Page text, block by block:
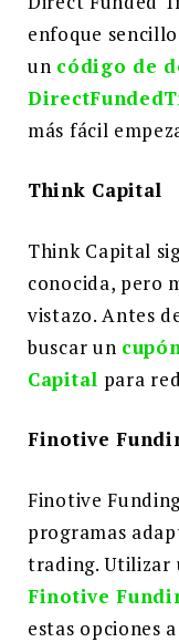
enfoque
un código de
más fácil
Think Capital
Think Capital
conocida, pero
vistazo. Antes
buscar un
Capital para
Finotive
Finotive
programas
trading. Utilizar
Finotive
estas opciones